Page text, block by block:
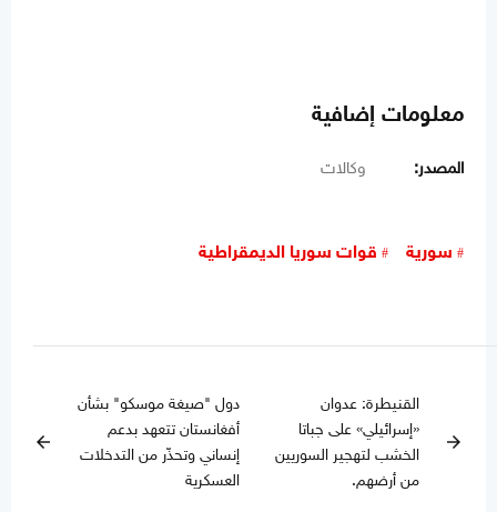
معلومات إضافية
المصدر: وكالات
سورية قوات سوريا الديمقراطية
arrow_forward
القنيطرة: عدوان
«إسرائيلي» على جباتا
الخشب لتهجير السوريين
من أرضهم.
دول "صيغة موسكو" بشأن
أفغانستان تتعهد بدعم
إنساني وتحذّر من التدخلات
العسكرية
arrow_back